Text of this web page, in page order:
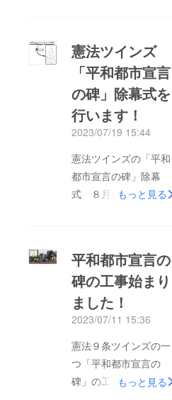
番（杉林理容室隣）※
どなたでも参加できま
す！
https://muroran9jonohi
.jimdofree.com/
憲法ツインズ
「平和都市宣言
の碑」除幕式を
行います！
2023/07/19 15:44
憲法ツインズの「平和
都市宣言の碑」除幕
式 ８月１５日（火）
てついち＆市民会館
横）※どなたでも参加
できます！※なお、憲
法ツインズ「憲法九条
０月初めに除幕式の予
定で、改めてご案内し
ます。
もっと見る
平和都市宣言の
碑の工事始まり
ました！
2023/07/11 15:36
憲法９条ツインズの一
つ「平和都市宣言の
碑」の工事が輪西公園
もっと見る